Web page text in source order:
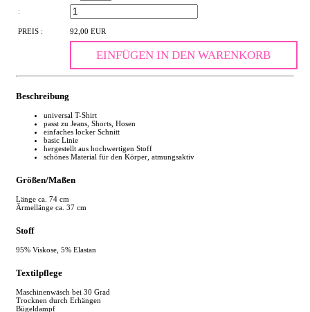
:
PREIS : 92,00 EUR
EINFÜGEN IN DEN WARENKORB
Beschreibung
universal T-Shirt
passt zu Jeans, Shorts, Hosen
einfaches locker Schnitt
basic Linie
hergestellt aus hochwertigen Stoff
schönes Material für den Körper, atmungsaktiv
Größen/Maßen
Länge ca. 74 cm
Ärmellänge ca. 37 cm
Stoff
95% Viskose, 5% Elastan
Textilpflege
Maschinenwäsch bei 30 Grad
Trocknen durch Erhängen
Bügeldampf